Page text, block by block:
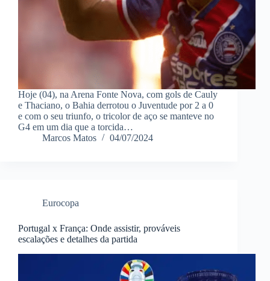
Hoje (04), na Arena Fonte Nova, com gols de Cauly
e Thaciano, o Bahia derrotou o Juventude por 2 a 0
e com o seu triunfo, o tricolor de aço se manteve no
G4 em um dia que a torcida…
Marcos Matos
04/07/2024
Eurocopa
Portugal x França: Onde assistir, prováveis
escalações e detalhes da partida